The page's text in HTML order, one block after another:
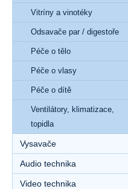
Vitríny a vinotéky
Odsavače par / digestoře
Péče o tělo
Péče o vlasy
Péče o dítě
Ventilátory, klimatizace,
topidla
Vysavače
Audio technika
Video technika